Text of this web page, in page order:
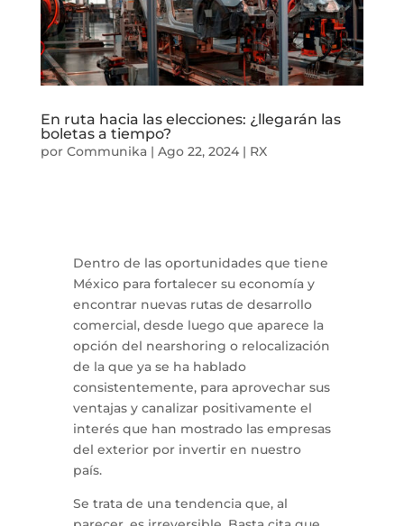
En ruta hacia las elecciones: ¿llegarán las
boletas a tiempo?
por Communika| Ago 22, 2024| RX
Dentro de las oportunidades que tiene
México para fortalecer su economía y
encontrar nuevas rutas de desarrollo
comercial, desde luego que aparece la
opción del nearshoring o relocalización
de la que ya se ha hablado
consistentemente, para aprovechar sus
ventajas y canalizar positivamente el
interés que han mostrado las empresas
del exterior por invertir en nuestro
país.
Se trata de una tendencia que, al